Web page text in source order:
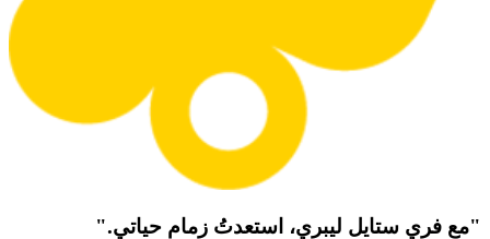
"مع فري ستايل ليبري، استعدتُ زمام حياتي."